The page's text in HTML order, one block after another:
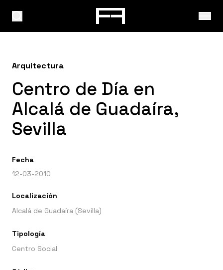
Arquitectura
Centro de Día en
Alcalá de Guadaíra,
Sevilla
Fecha
12-03-2010
Localización
Alcalá de Guadaíra (Sevilla)
Tipología
Centro Social